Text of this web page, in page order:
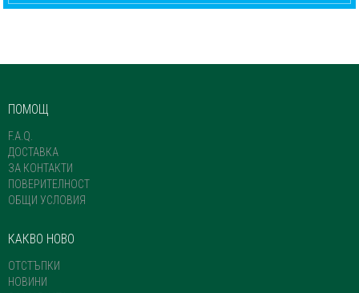
ПОМОЩ
F.A.Q.
ДОСТАВКА
ЗА КОНТАКТИ
ПОВЕРИТЕЛНОСТ
ОБЩИ УСЛОВИЯ
КАКВО НОВО
ОТСТЪПКИ
НОВИНИ